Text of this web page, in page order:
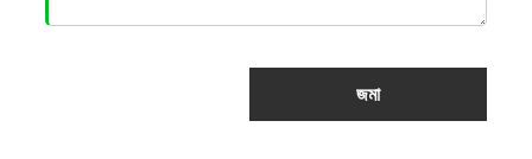
জমা